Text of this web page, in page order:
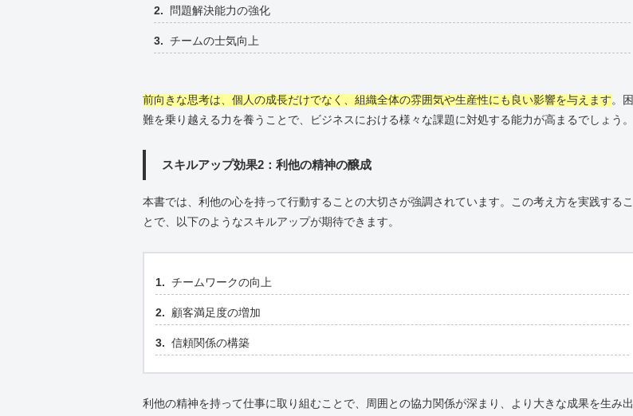
問題解決能力の強化
チームの士気向上
前向きな思考は、個人の成長だけでなく、組織全体の雰囲気や生産性にも良い影響を与えます。困
難を乗り越える力を養うことで、ビジネスにおける様々な課題に対処する能力が高まるでしょう。
スキルアップ効果2：利他の精神の醸成
本書では、利他の心を持って行動することの大切さが強調されています。この考え方を実践するこ
とで、以下のようなスキルアップが期待できます。
チームワークの向上
顧客満足度の増加
信頼関係の構築
利他の精神を持って仕事に取り組むことで、周囲との協力関係が深まり、より大きな成果を生み出